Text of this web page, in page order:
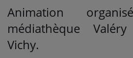
Animation
médiathèque
Vichy.